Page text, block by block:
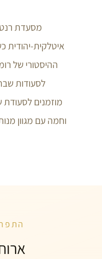
מסעדת
איטלקית-יהודית
ההיסטורי של
לסעודות
מוזמנים
וחמה עם מגוון